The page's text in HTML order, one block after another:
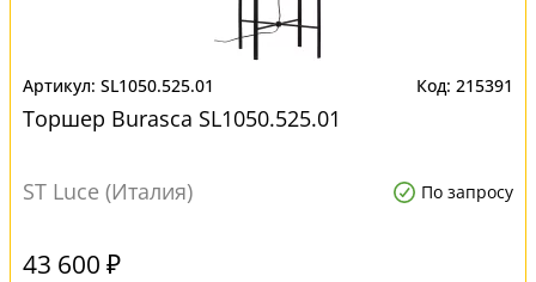
SL1050.525.01 215391
Торшер Burasca SL1050.525.01
ST Luce (Италия) По запросу
43 600 ₽